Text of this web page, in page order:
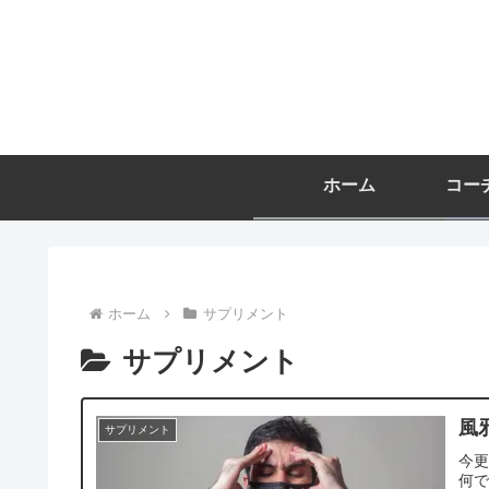
ホーム
ホーム サプリメント
サプリメント
サプリメント 風
今
何